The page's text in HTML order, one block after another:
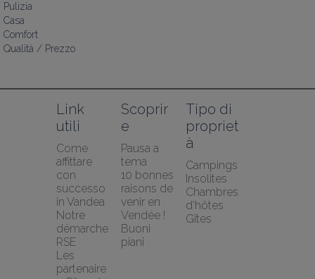
Pulizia
Casa
Comfort
Qualità / Prezzo
Link
utili
Come
affittare
con
successo
in Vandea
Notre
démarche
RSE
Les
partenaire
Scoprir
e
Pausa a
tema
10 bonnes
raisons de
venir en
Vendée !
Buoni
piani
Tipo di
propriet
à
Campings
Insolites
Chambres
d'hôtes
Gîtes